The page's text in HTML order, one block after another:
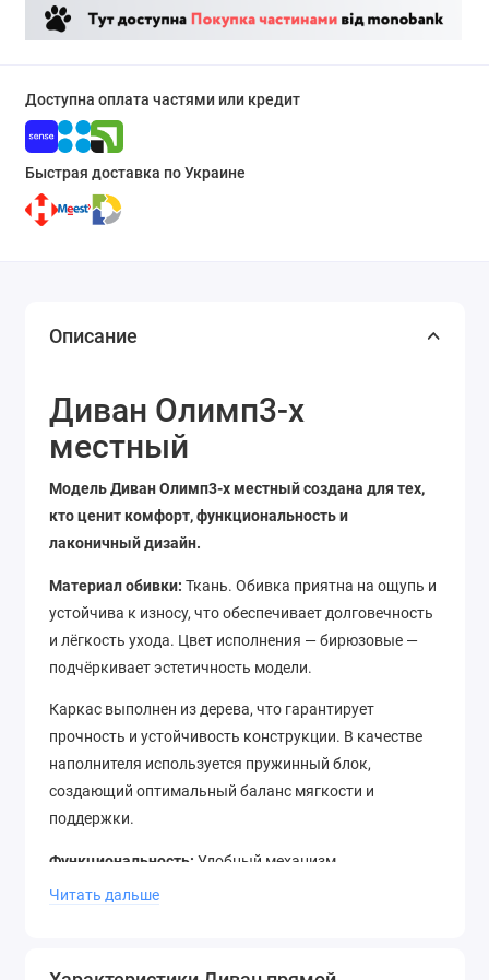
Доступна оплата частями или кредит
Быстрая доставка по Украине
Описание
Диван Олимп3-х
местный
Модель Диван Олимп3-х местный создана для тех,
кто ценит комфорт, функциональность и
лаконичный дизайн.
Материал обивки: Ткань. Обивка приятна на ощупь и
устойчива к износу, что обеспечивает долговечность
и лёгкость ухода. Цвет исполнения — бирюзовые —
подчёркивает эстетичность модели.
Каркас выполнен из дерева, что гарантирует
прочность и устойчивость конструкции. В качестве
наполнителя используется пружинный блок,
создающий оптимальный баланс мягкости и
поддержки.
Функциональность: Удобный механизм
трансформации позволяет легко превратить диван в
Читать дальше